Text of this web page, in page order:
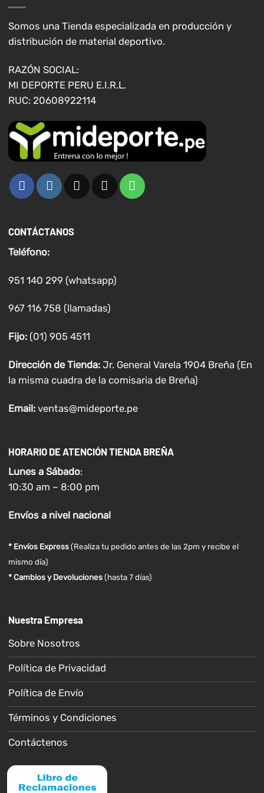
elegir
la
Somos una Tienda especializada en producción y
distribución de material deportivo.
RAZÓN SOCIAL:
MI DEPORTE PERU E.I.R.L.
RUC: 20608922114
CONTÁCTANOS
Teléfono:
951 140 299 (whatsapp)
967 116 758 (llamadas)
Fijo:(01) 905 4511
Dirección de Tienda: Jr. General Varela 1904 Breña (En
la misma cuadra de la comisaria de Breña)
Email: ventas@mideporte.pe
HORARIO DE ATENCIÓN TIENDA BREÑA
Lunes a Sábado:
10:30 am – 8:00 pm
Envíosa nivel nacional
* Envíos Express(Realiza tu pedido antes de las 2pm y recibe el
mismo día)
* Cambios y Devoluciones (hasta 7 días)
Nuestra Empresa
Sobre Nosotros
Política de Privacidad
Política de Envío
Términos y Condiciones
Contáctenos